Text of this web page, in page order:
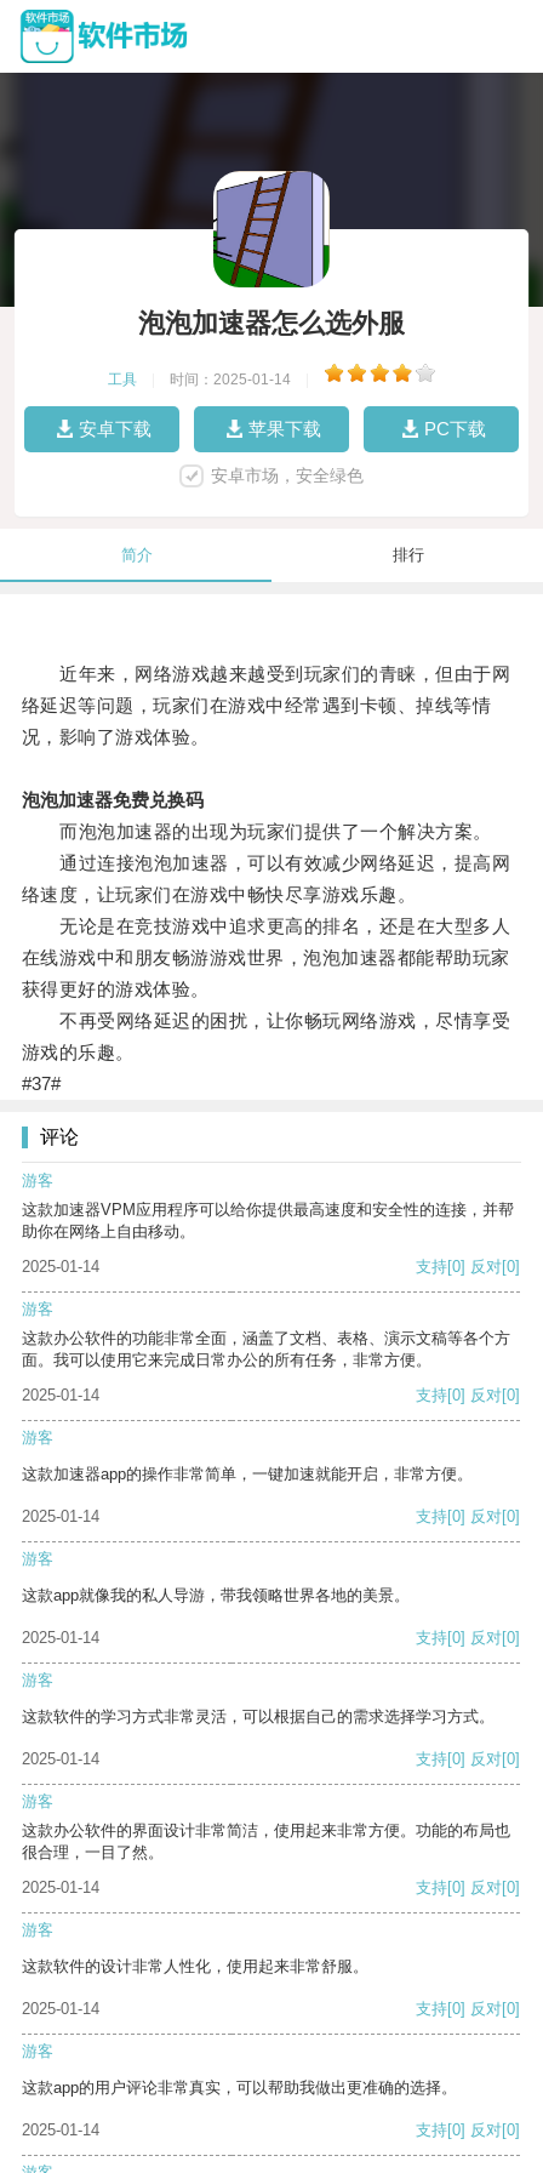
泡泡加速器怎么选外服
工具 时间：2025-01-14
安卓下载 苹果下载 PC下载
安卓市场，安全绿色
简介 排行
近年来，网络游戏越来越受到玩家们的青睐，但由于网
络延迟等问题，玩家们在游戏中经常遇到卡顿、掉线等情
况，影响了游戏体验。
泡泡加速器免费兑换码
而泡泡加速器的出现为玩家们提供了一个解决方案。
通过连接泡泡加速器，可以有效减少网络延迟，提高网
络速度，让玩家们在游戏中畅快尽享游戏乐趣。
无论是在竞技游戏中追求更高的排名，还是在大型多人
在线游戏中和朋友畅游游戏世界，泡泡加速器都能帮助玩家
获得更好的游戏体验。
不再受网络延迟的困扰，让你畅玩网络游戏，尽情享受
游戏的乐趣。
#37#
评论
游客
这款加速器VPM应用程序可以给你提供最高速度和安全性的连接，并帮
助你在网络上自由移动。
2025-01-14
支持[0] 反对[0]
游客
这款办公软件的功能非常全面，涵盖了文档、表格、演示文稿等各个方
面。我可以使用它来完成日常办公的所有任务，非常方便。
2025-01-14
支持[0] 反对[0]
游客
这款加速器app的操作非常简单，一键加速就能开启，非常方便。
2025-01-14 支持[0] 反对[0]
游客
这款app就像我的私人导游，带我领略世界各地的美景。
2025-01-14 支持[0] 反对[0]
游客
这款软件的学习方式非常灵活，可以根据自己的需求选择学习方式。
2025-01-14 支持[0] 反对[0]
游客
这款办公软件的界面设计非常简洁，使用起来非常方便。功能的布局也
很合理，一目了然。
2025-01-14
支持[0] 反对[0]
游客
这款软件的设计非常人性化，使用起来非常舒服。
2025-01-14 支持[0] 反对[0]
游客
这款app的用户评论非常真实，可以帮助我做出更准确的选择。
2025-01-14 支持[0] 反对[0]